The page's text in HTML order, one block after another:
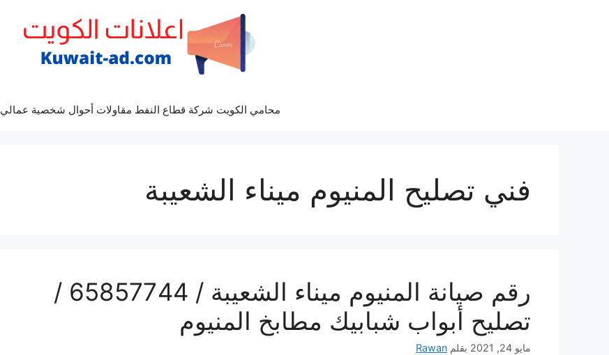
محامي الكويت شركة قطاع النفط مقاولات أحوال شخصية عمالي
فني تصليح المنيوم ميناء الشعيبة
رقم صيانة المنيوم ميناء الشعيبة / 65857744 /
تصليح أبواب شبابيك مطابخ المنيوم
مايو 24, 2021 بقلم Rawan